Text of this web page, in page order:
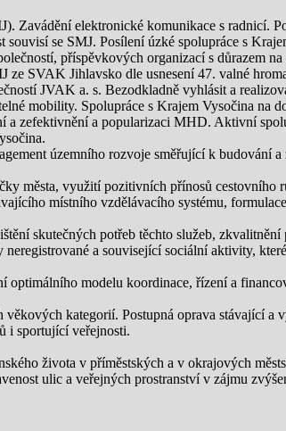
Zavádění elektronické komunikace s radnicí.
se SMJ. Posílení úzké spolupráce s
příspěvkových organizací s důrazem
SVAK Jihlavsko dle usnesení 47. valné
JVAK a. s. Bezodkladně vyhlásit a
mobility. Spolupráce s Krajem Vysočina na
zefektivnění a popularizaci MHD. Aktivní
územního rozvoje směřující k budování
města, využití pozitivních přínosů cestovního
místního vzdělávacího systému,
skutečných potřeb těchto služeb,
a související sociální aktivity,
modelu koordinace, řízení a
kategorií. Postupná oprava stávající
i sportující veřejnosti.
života v příměstských a v okrajových
ulic a veřejných prostranství v zájmu